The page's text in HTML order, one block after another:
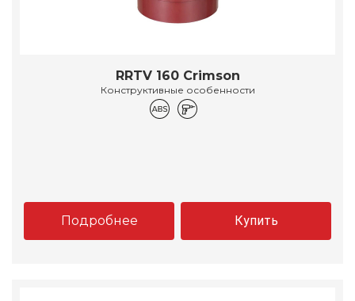
RRTV 160 Crimson
Конструктивные особенности
Подробнее Купить